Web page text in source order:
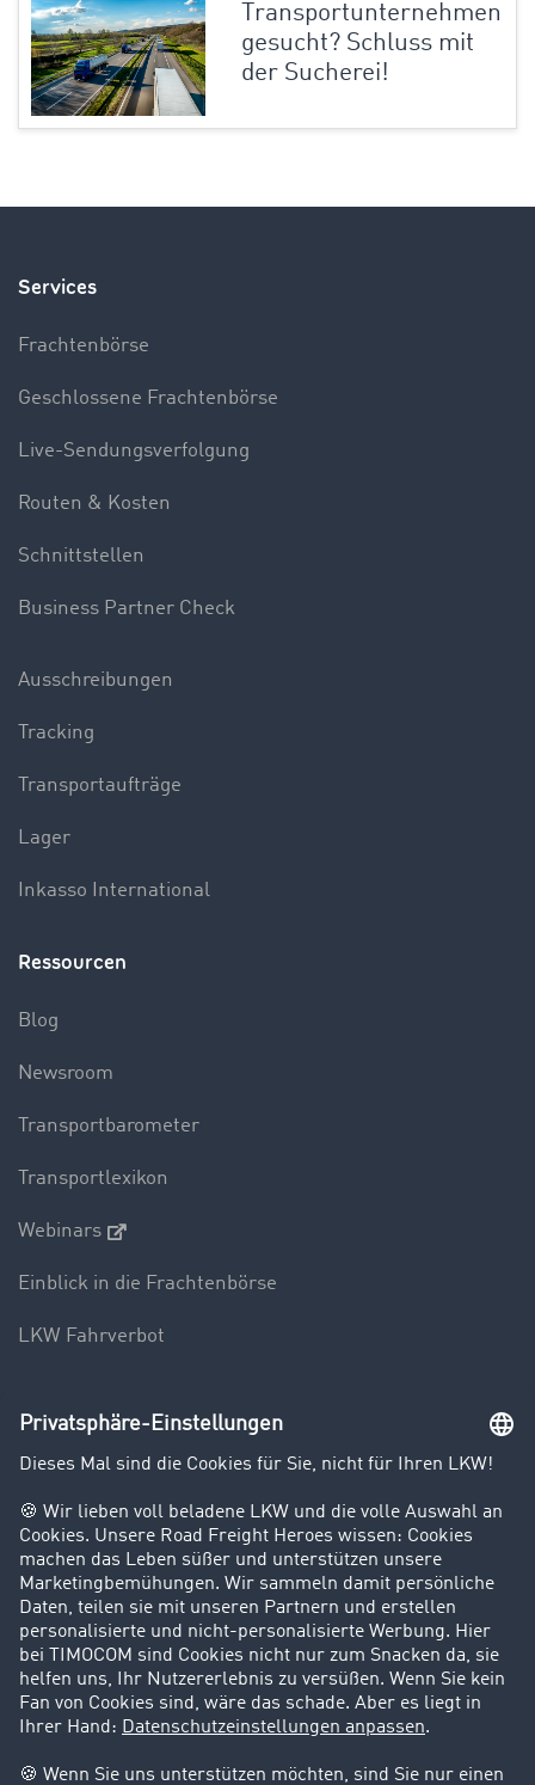
Transportunternehmen
gesucht? Schluss mit
der Sucherei!
Services
Frachtenbörse
Geschlossene Frachtenbörse
Live-Sendungsverfolgung
Routen & Kosten
Schnittstellen
Business Partner Check
Ausschreibungen
Tracking
Transportaufträge
Lager
Inkasso International
Ressourcen
Blog
Newsroom
Transportbarometer
Transportlexikon
Webinars
Einblick in die Frachtenbörse
LKW Fahrverbot
Unternehmen
Kunden werben Kunden
Success Stories
Karriere
Support
Kontakt
Rechtliches